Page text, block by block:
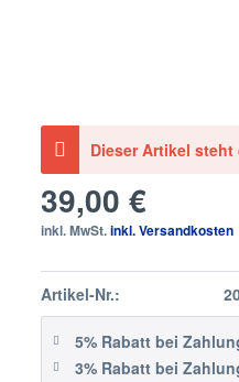
Dieser Artikel
39,00 €
inkl. MwSt.inkl. Versandkosten
Artikel-Nr.:
5% Rabatt bei
3% Rabatt bei